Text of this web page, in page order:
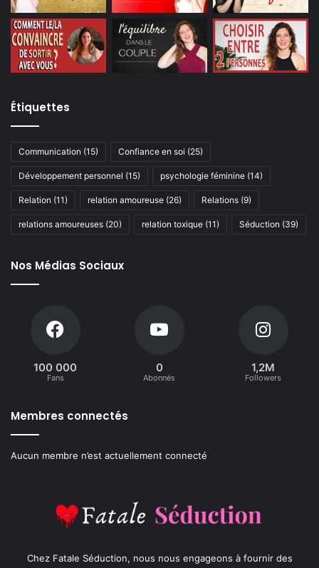
Étiquettes
Communication (15) Confiance en soi (25)
Développement personnel (15) psychologie féminine (14)
Relation (11) relation amoureuse (26) Relations (9)
relations amoureuses (20) relation toxique (11) Séduction (39)
Nos Médias Sociaux
100 000
Fans
0
Abonnés
1,2M
Followers
Membres connectés
Aucun membre n’est actuellement connecté
Chez Fatale Séduction, nous nous engageons à fournir des